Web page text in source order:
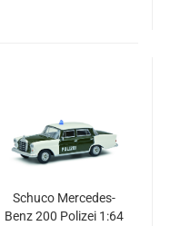
Schuco Mercedes-
Benz 200 Polizei 1:64